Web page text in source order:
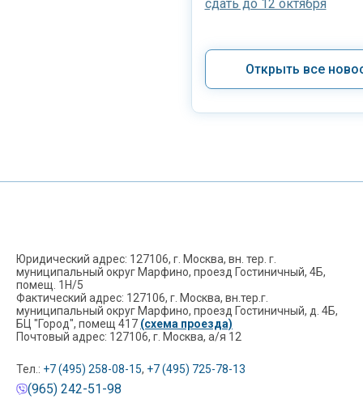
сдать до 12 октября
Открыть все
Юридический адрес: 127106, г. Москва, вн. тер. г.
муниципальный округ Марфино, проезд Гостиничный, 4Б,
помещ. 1Н/5
Фактический адрес: 127106, г. Москва, вн.тер.г.
муниципальный округ Марфино, проезд Гостиничный, д. 4Б,
БЦ "Город", помещ 417 (схема проезда)
Почтовый адрес: 127106, г. Москва, а/я 12
Тел.: +7 (495) 258-08-15, +7 (495) 725-78-13
(965) 242-51-98